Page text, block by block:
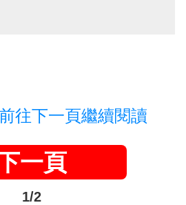
往下一頁繼續閱讀
一頁
1/2